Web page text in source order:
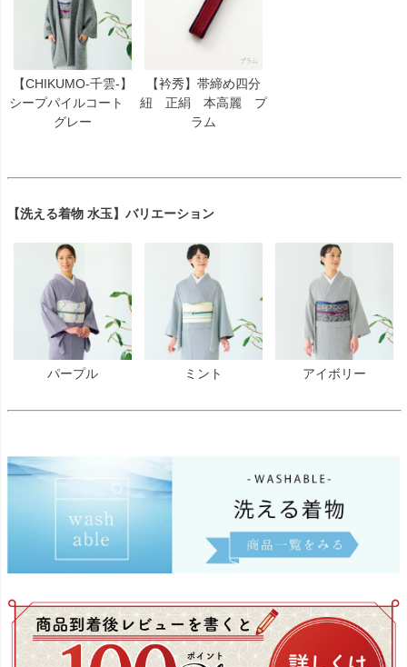
【CHIKUMO-千雲-】
シープパイルコート
グレー
【衿秀】帯締め四分
紐 正絹 本高麗 プ
ラム
【洗える着物 水玉】バリエーション
パープル ミント アイボリー